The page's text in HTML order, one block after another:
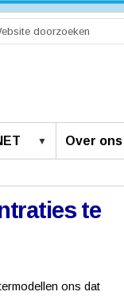
Over ons
te
ons dat